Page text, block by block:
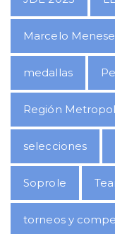
Marcelo
medallas
Región
selecciones
Soprole
torneos y